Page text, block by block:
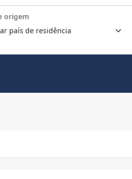
origem